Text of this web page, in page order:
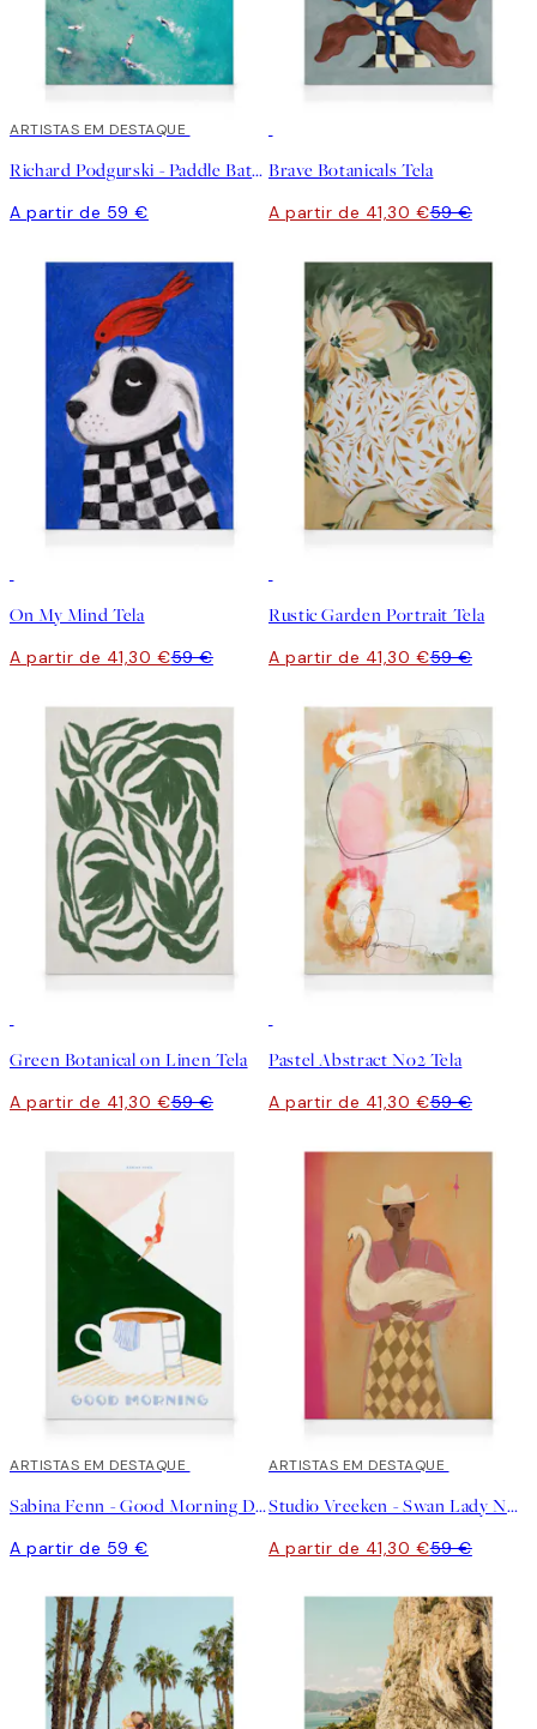
ARTISTAS EM DESTAQUE
Richard Podgurski - Paddle Battle Tela
A partir de 59 €
Brave Botanicals Tela
A partir de 41,30 €59 €
On My Mind Tela
A partir de 41,30 €59 €
Rustic Garden Portrait Tela
A partir de 41,30 €59 €
Green Botanical on Linen Tela
A partir de 41,30 €59 €
Pastel Abstract No2 Tela
A partir de 41,30 €59 €
ARTISTAS EM DESTAQUE
Sabina Fenn - Good Morning Dive Tela
A partir de 59 €
30%*
ARTISTAS EM DESTAQUE
Studio Vreeken - Swan Lady No2 Tela
A partir de 41,30 €59 €